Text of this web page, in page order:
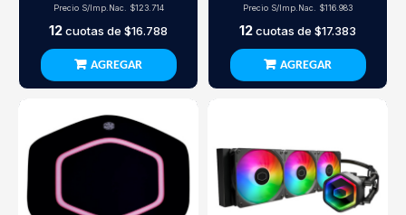
Precio S/Imp.Nac. $123.714
12cuotas de $16.788
AGREGAR
Precio S/Imp.Nac. $116.983
12cuotas de $17.383
AGREGAR